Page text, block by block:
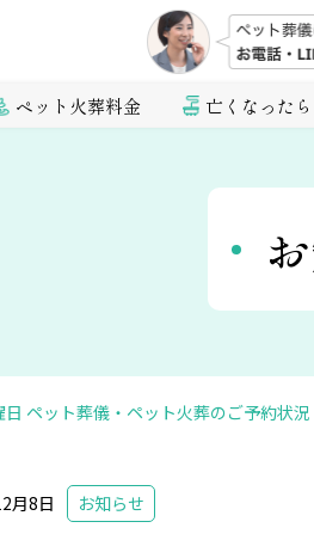
ペット火葬料金 亡くなった
ペット葬儀・ペット火葬のご予約状況
月8日 お知らせ